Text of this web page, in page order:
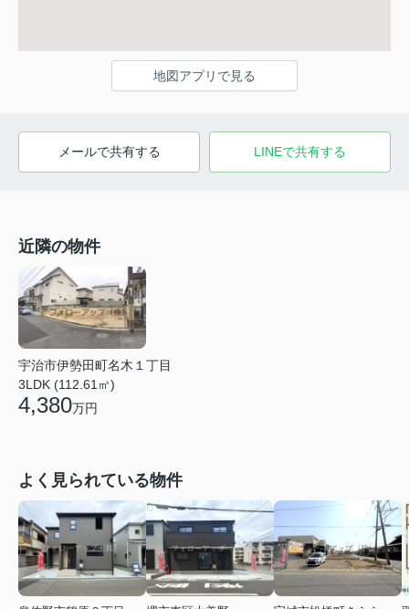
地図アプリで見る
メールで共有する LINEで共有する
近隣の物件
宇治市伊勢田町名木１丁目
3LDK (112.61㎡)
4,380万円
よく見られている物件